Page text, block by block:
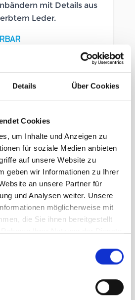
Details Über Cookies
Cookies
um Inhalte und Anzeigen zu
für soziale Medien anbieten
auf unsere Website zu
geben wir Informationen zu Ihrer
an unsere Partner für
und Analysen weiter. Unsere
möglicherweise mit
die Sie ihnen bereitgestellt
mit Details aus
Leder.
LB_200994017
Herren
unser Preis ab:69,95 €
Menge